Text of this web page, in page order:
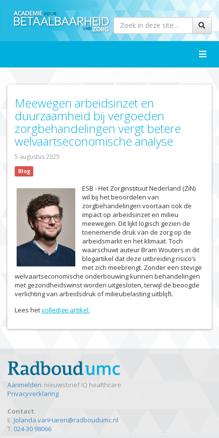
Toggle
Meewegen arbeidsinzet en
duurzaamheid bij vergoeden
zorgbehandelingen vergt betere
welvaartseconomische analyse
5 augustus 2025
Blog
ESB - Het Zorginstituut Nederland (ZiN)
wil bij het beoordelen van
zorgbehandelingen voortaan ook de
impact op arbeidsinzet en milieu
meewegen. Dit lijkt logisch gezien de
toenemende druk van de zorg op de
arbeidsmarkt en het klimaat. Toch
waarschuwt auteur Bram Wouters in dit
blogartikel dat deze uitbreiding risico’s
met zich meebrengt. Zonder een stevige
welvaartseconomische onderbouwing kunnen behandelingen
met gezondheidswinst worden uitgesloten, terwijl de beoogde
verlichting van arbeidsdruk of milieubelasting uitblijft.
Lees hetvolledige artikel.
Aanmelden nieuwsbrief IQ healthcare
Privacyverklaring
Contact
E. Jolanda.vanHaren@radboudumc.nl
T. 024-30 98066